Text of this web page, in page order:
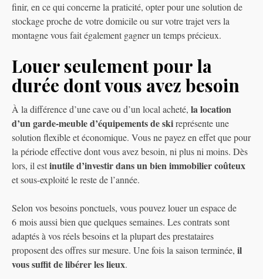
finir, en ce qui concerne la praticité, opter pour une solution de
stockage proche de votre domicile ou sur votre trajet vers la
montagne vous fait également gagner un temps précieux.
Louer seulement pour la
durée dont vous avez besoin
À la différence d’une cave ou d’un local acheté, la location
d’un garde-meuble d’équipements de skireprésente une
solution flexible et économique. Vous ne payez en effet que pour
la période effective dont vous avez besoin, ni plus ni moins. Dès
lors, il estinutile d’investir dans un bien immobilier coûteux
et sous-exploité le reste de l’année.
Selon vos besoins ponctuels, vous pouvez louer un espace de
6 mois aussi bien que quelques semaines. Les contrats sont
adaptés à vos réels besoins et la plupart des prestataires
proposent des offres sur mesure. Une fois la saison terminée, il
vous suffit de libérer les lieux.